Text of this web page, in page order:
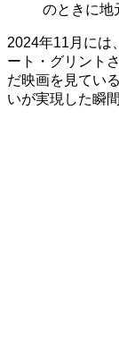
のときに地
2024年11月には
ート・グリント
だ映画を見てい
いが実現した瞬